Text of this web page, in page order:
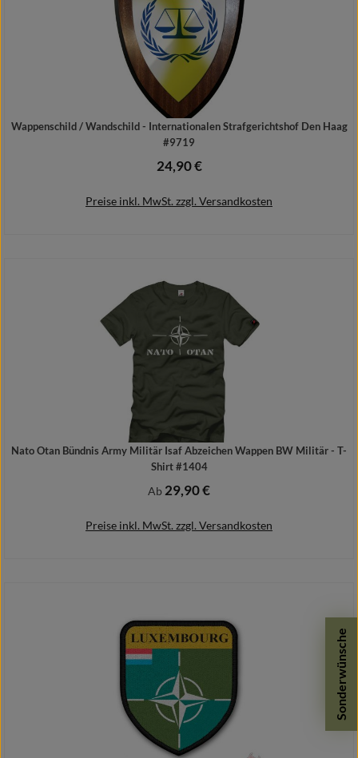
Wappenschild / Wandschild - Internationalen Strafgerichtshof Den Haag
#9719
Regulärer Preis:
24,90 €
Preise inkl. MwSt. zzgl. Versandkosten
In den Warenkorb
Nato Otan Bündnis Army Militär Isaf Abzeichen Wappen BW Militär - T-
Shirt #1404
Regulärer Preis:
Ab29,90 €
Preise inkl. MwSt. zzgl. Versandkosten
Sonderwünsche